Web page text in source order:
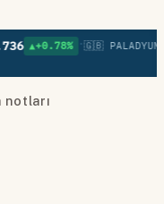
▲+0.78% • 🇬🇧 PALADYUM